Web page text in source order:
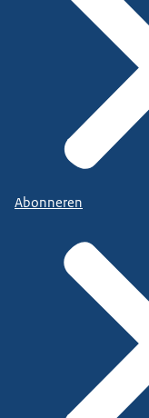
Abonneren